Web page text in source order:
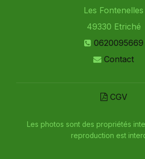
Les Fontenelles
49330 Etriché
0620095669
Contact
CGV
Les photos sont des propriétés
reproduction est